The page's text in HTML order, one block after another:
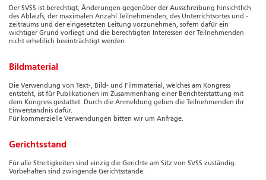
Der SVSS ist berechtigt, Änderungen gegenüber der Ausschreibung hinsichtlich
des Ablaufs, der maximalen Anzahl Teilnehmenden, des Unterrichtsortes und -
zeitraums und der eingesetzten Leitung vorzunehmen, sofern dafür ein
wichtiger Grund vorliegt und die berechtigten Interessen der Teilnehmenden
nicht erheblich beeinträchtigt werden.
Bildmaterial
Die Verwendung von Text-, Bild- und Filmmaterial, welches am Kongress
entsteht, ist für Publikationen im Zusammenhang einer Berichterstattung mit
dem Kongress gestattet. Durch die Anmeldung geben die Teilnehmenden ihr
Einverständnis dafür.
Für kommerzielle Verwendungen bitten wir um Anfrage.
Gerichtsstand
Für alle Streitigkeiten sind einzig die Gerichte am Sitz von SVSS zuständig.
Vorbehalten sind zwingende Gerichtsstände.